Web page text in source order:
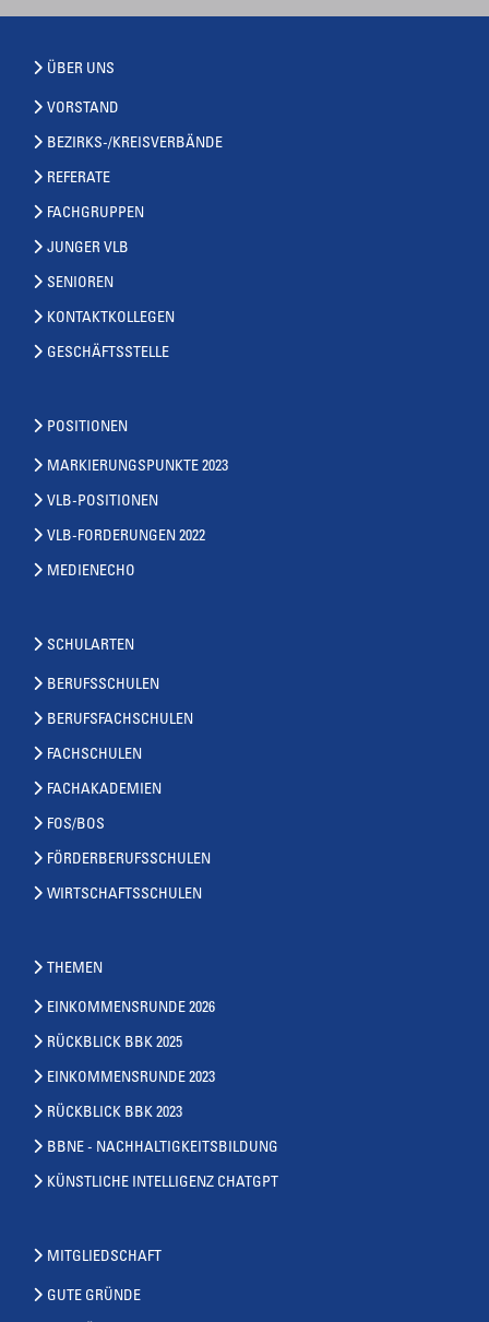
ÜBER UNS
VORSTAND
BEZIRKS-/KREISVERBÄNDE
REFERATE
FACHGRUPPEN
JUNGER VLB
SENIOREN
KONTAKTKOLLEGEN
GESCHÄFTSSTELLE
POSITIONEN
MARKIERUNGSPUNKTE 2023
VLB-POSITIONEN
VLB-FORDERUNGEN 2022
MEDIENECHO
SCHULARTEN
BERUFSSCHULEN
BERUFSFACHSCHULEN
FACHSCHULEN
FACHAKADEMIEN
FOS/BOS
FÖRDERBERUFSSCHULEN
WIRTSCHAFTSSCHULEN
THEMEN
EINKOMMENSRUNDE 2026
RÜCKBLICK BBK 2025
EINKOMMENSRUNDE 2023
RÜCKBLICK BBK 2023
BBNE - NACHHALTIGKEITSBILDUNG
KÜNSTLICHE INTELLIGENZ CHATGPT
MITGLIEDSCHAFT
GUTE GRÜNDE